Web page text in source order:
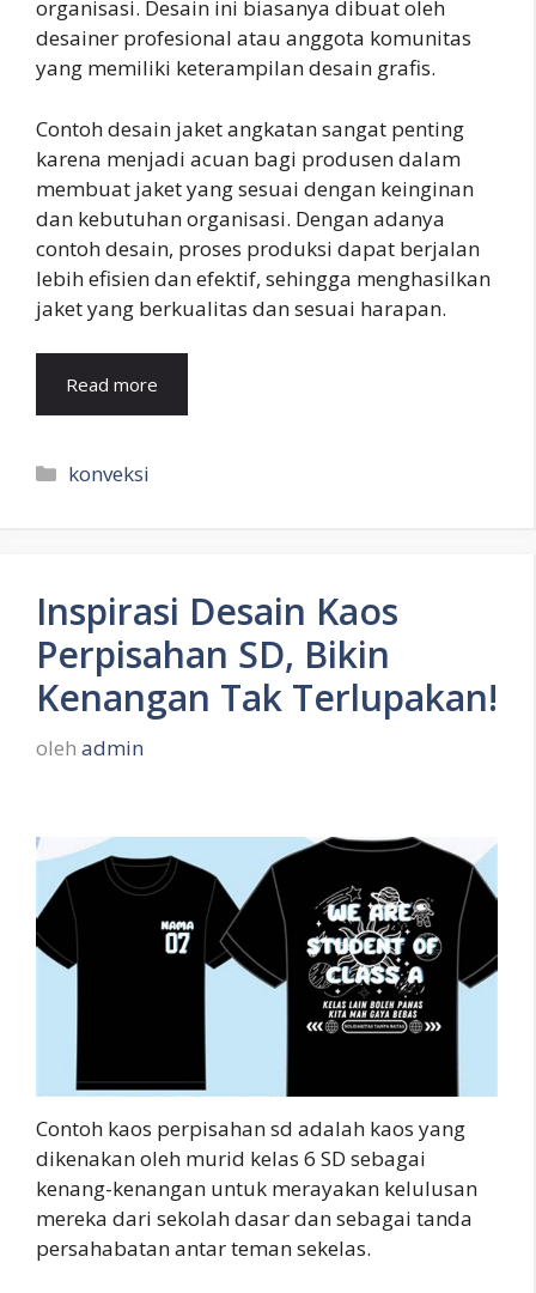
organisasi. Desain ini biasanya dibuat oleh
desainer profesional atau anggota komunitas
yang memiliki keterampilan desain grafis.
Contoh desain jaket angkatan sangat penting
karena menjadi acuan bagi produsen dalam
membuat jaket yang sesuai dengan keinginan
dan kebutuhan organisasi. Dengan adanya
contoh desain, proses produksi dapat berjalan
lebih efisien dan efektif, sehingga menghasilkan
jaket yang berkualitas dan sesuai harapan.
Read more
Kategori
konveksi
Inspirasi Desain Kaos
Perpisahan SD, Bikin
Kenangan Tak Terlupakan!
oleh admin
Contoh kaos perpisahan sd adalah kaos yang
dikenakan oleh murid kelas 6 SD sebagai
kenang-kenangan untuk merayakan kelulusan
mereka dari sekolah dasar dan sebagai tanda
persahabatan antar teman sekelas.